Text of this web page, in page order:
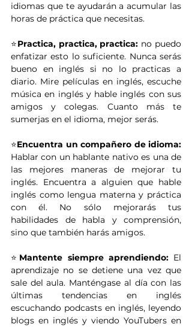
idiomas que te ayudarán a acumular las
horas de práctica que necesitas.
⭐Practica, practica, practica: no puedo
enfatizar esto lo suficiente. Nunca serás
bueno en inglés si no lo practicas a
diario. Mire películas en inglés, escuche
música en inglés y hable inglés con sus
amigos y colegas. Cuanto más te
sumerjas en el idioma, mejor serás.
⭐Encuentra un compañero de idioma:
Hablar con un hablante nativo es una de
las mejores maneras de mejorar tu
inglés. Encuentra a alguien que hable
inglés como lengua materna y práctica
con él. No sólo mejorarás tus
habilidades de habla y comprensión,
sino que también harás amigos.
⭐ Mantente siempre aprendiendo: El
aprendizaje no se detiene una vez que
sale del aula. Manténgase al día con las
últimas tendencias en inglés
escuchando podcasts en inglés, leyendo
blogs en inglés y viendo YouTubers en